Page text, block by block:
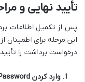
تأیید نهایی و
پس از تکمیل اطلاعات
این مرحله برای
درخواست برداشت را
وارد کردن Trading Password: